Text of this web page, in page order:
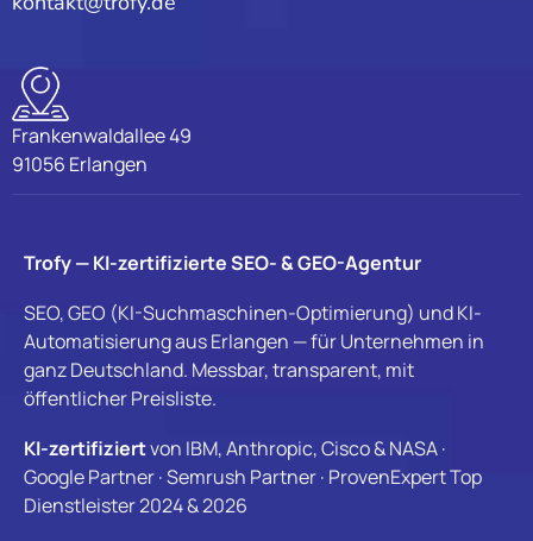
Frankenwaldallee 49
91056 Erlangen
Trofy — KI-zertifizierte SEO- & GEO-Agentur
SEO, GEO (KI-Suchmaschinen-Optimierung) und KI-
Automatisierung aus Erlangen — für Unternehmen in
ganz Deutschland. Messbar, transparent, mit
öffentlicher Preisliste.
KI-zertifiziertvon IBM, Anthropic, Cisco & NASA ·
Google Partner · Semrush Partner · ProvenExpert Top
Dienstleister 2024 & 2026